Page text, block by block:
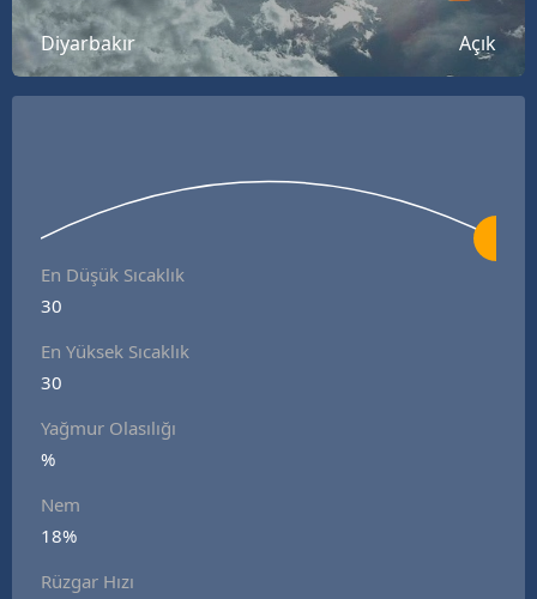
Diyarbakır Açık
En Düşük Sıcaklık
30
En Yüksek Sıcaklık
30
Yağmur Olasılığı
%
Nem
18%
Rüzgar Hızı